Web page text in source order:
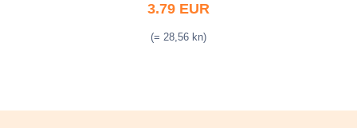
3.79 EUR
(= 28,56 kn)